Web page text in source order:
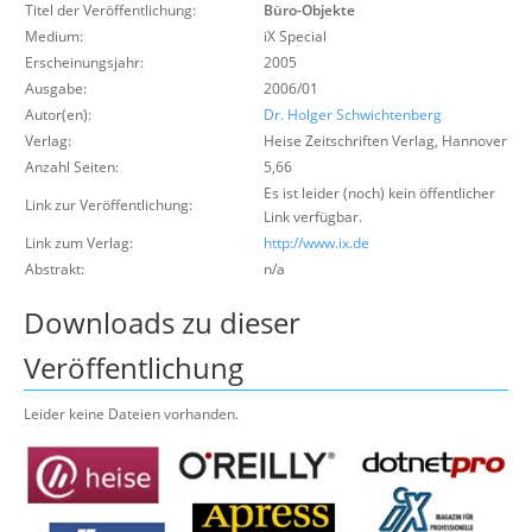
Über uns
Titel der Veröffentlichung:
Büro-Objekte
Medium:
iX Special
Erscheinungsjahr:
2005
Ausgabe:
2006/01
Autor(en):
Dr. Holger Schwichtenberg
Verlag:
Heise Zeitschriften Verlag, Hannover
Anzahl Seiten:
5,66
Link zur Veröffentlichung:
Es ist leider (noch) kein öffentlicher
Link verfügbar.
Link zum Verlag:
http://www.ix.de
Abstrakt:
n/a
Downloads zu dieser
Veröffentlichung
Leider keine Dateien vorhanden.